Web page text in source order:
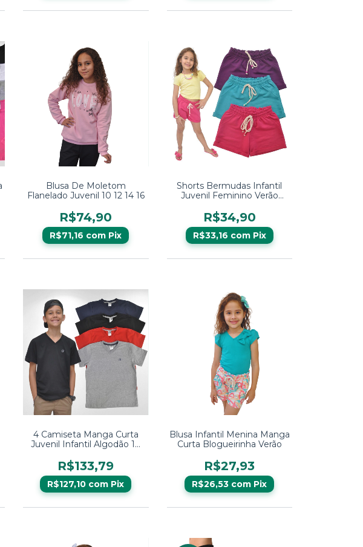
Blusa De Moletom
Flanelado Juvenil 10 12 14 16
R$74,90
R$71,16 com Pix
Shorts Bermudas Infantil
Juvenil Feminino Verão
R$34,90
R$33,16 com Pix
4 Camiseta Manga Curta
Juvenil Infantil Algodão 10
R$133,79
R$127,10 com Pix
Blusa Infantil Menina Manga
Curta Blogueirinha Verão
R$27,93
R$26,53 com Pix